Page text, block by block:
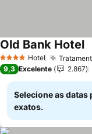
4 EstrelasHotel
Old Bank Hotel
9,3 Excelente 2.867
Selecione as datas
exatos.